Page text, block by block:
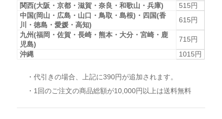
関西(大阪・京都・滋賀・奈良・和歌山・兵庫)
515円
中国(岡山・広島・山口・鳥取・島根)・四国(香
川・徳島・愛媛・高知)
615円
九州(福岡・佐賀・長崎・熊本・大分・宮崎・鹿
児島)
715円
沖縄
1015円
・代引きの場合、上記に390円が追加されます。
・1回のご注文の商品総額が10,000円以上は送料無料